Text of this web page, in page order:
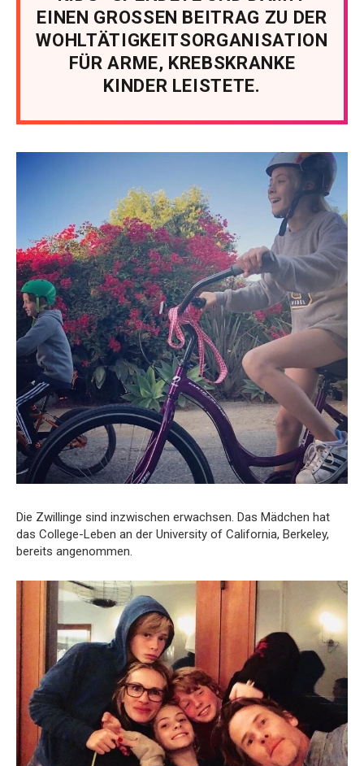
EINEN GROSSEN BEITRAG ZU DER
WOHLTÄTIGKEITSORGANISATION
FÜR ARME, KREBSKRANKE
KINDER LEISTETE.
Die Zwillinge sind inzwischen erwachsen. Das Mädchen hat
das College-Leben an der University of California, Berkeley,
bereits angenommen.